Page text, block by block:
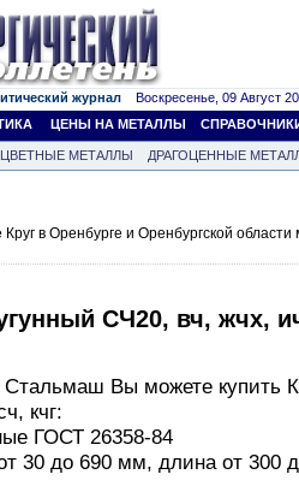
журнал Воскресенье, 09 Август
ЦЕНЫ НА МЕТАЛЛЫ
ЦВЕТНЫЕ МЕТАЛЛЫ
ДРАГОЦЕННЫЕ
в Оренбурге и Оренбургской
СЧ20, вч, жчх,
Вы можете купить
кчг:
ГОСТ 26358-84
30 до 690 мм, длина от 300